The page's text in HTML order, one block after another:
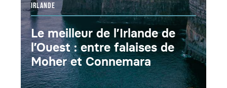
IRLANDE
Le meilleur de l’Irlande de
l’Ouest : entre falaises de
Moher et Connemara